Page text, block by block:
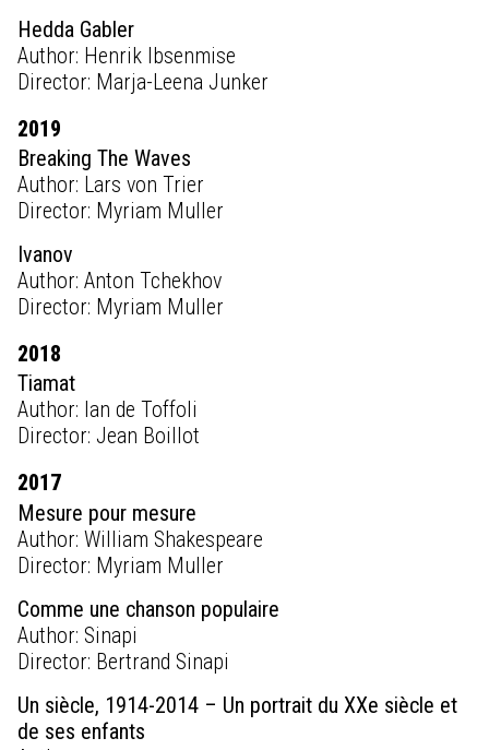
Hedda Gabler
Author: Henrik Ibsenmise
Director: Marja-Leena Junker
2019
Breaking The Waves
Author: Lars von Trier
Director: Myriam Muller
Ivanov
Author: Anton Tchekhov
Director: Myriam Muller
2018
Tiamat
Author: Ian de Toffoli
Director: Jean Boillot
2017
Mesure pour mesure
Author: William Shakespeare
Director: Myriam Muller
Comme une chanson populaire
Author: Sinapi
Director: Bertrand Sinapi
Un siècle, 1914-2014 – Un portrait du XXe siècle et
de ses enfants